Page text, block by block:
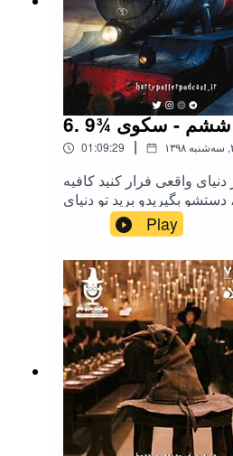
ششم - سکوی ¾9
01:09:29 |
دنیای واقعی فرار کنید کافیه
دستشو بگیریدو برید تو دنیای
هری پاتر هم میتونید به
یه سری بزنید. هری پاتر در
هری پاتر در اینستاگرام
hpod.ir
Play